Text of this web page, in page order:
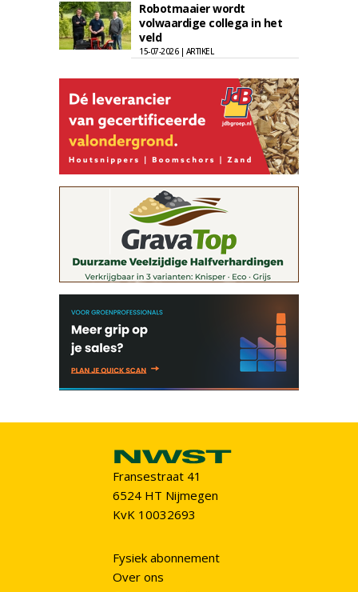
Robotmaaier wordt
volwaardige collega in het
veld
15-07-2026 | ARTIKEL
Fransestraat 41
6524 HT Nijmegen
KvK 10032693
Fysiek abonnement
Over ons